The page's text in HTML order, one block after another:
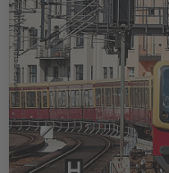
David Ulrich I photo&retouch